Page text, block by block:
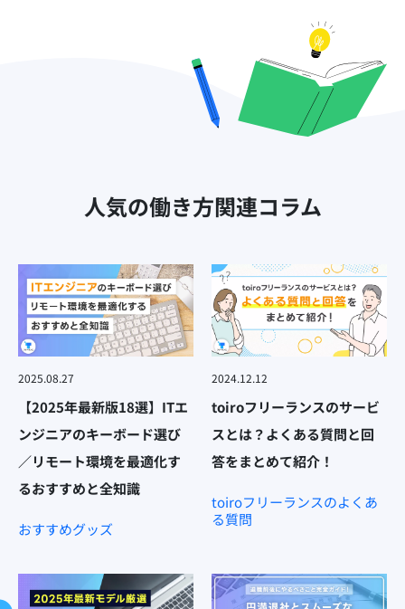
人気の働き方関連コラム
2025.08.27
【2025年最新版18選】ITエ
ンジニアのキーボード選び
／リモート環境を最適化す
るおすすめと全知識
おすすめグッズ
2024.12.12
toiroフリーランスのサービ
スとは？よくある質問と回
答をまとめて紹介！
toiroフリーランスのよくあ
る質問